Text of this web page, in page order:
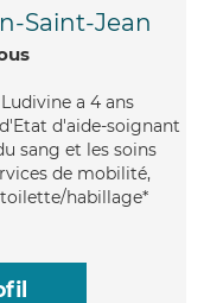
Saint-Jean
a 4 ans
d'aide-soignant
sang et les soins
de mobilité,
habillage*